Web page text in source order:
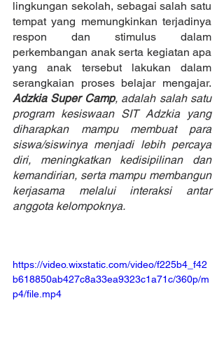
lingkungan sekolah, sebagai salah satu
tempat yang memungkinkan terjadinya
respon dan stimulus dalam
perkembangan anak serta kegiatan apa
yang anak tersebut lakukan dalam
Adzkia Super Camp, adalah salah satu
program kesiswaan SIT Adzkia yang
diharapkan mampu membuat para
siswa/siswinya menjadi lebih percaya
diri, meningkatkan kedisipilinan dan
kemandirian, serta mampu membangun
kerjasama melalui interaksi antar
anggota kelompoknya.
https://video.wixstatic.com/video/f225b4_f42
b618850ab427c8a33ea9323c1a71c/360p/m
p4/file.mp4